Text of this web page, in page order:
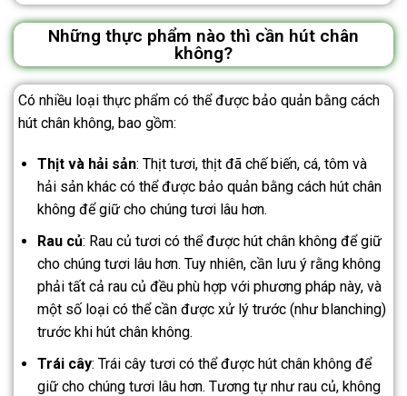
Những thực phẩm nào thì cần hút chân
không?
Có nhiều loại thực phẩm có thể được bảo quản bằng cách
hút chân không, bao gồm:
Thịt và hải sản: Thịt tươi, thịt đã chế biến, cá, tôm và
hải sản khác có thể được bảo quản bằng cách hút chân
không để giữ cho chúng tươi lâu hơn.
Rau củ: Rau củ tươi có thể được hút chân không để giữ
cho chúng tươi lâu hơn. Tuy nhiên, cần lưu ý rằng không
phải tất cả rau củ đều phù hợp với phương pháp này, và
một số loại có thể cần được xử lý trước (như blanching)
trước khi hút chân không.
Trái cây: Trái cây tươi có thể được hút chân không để
giữ cho chúng tươi lâu hơn. Tương tự như rau củ, không